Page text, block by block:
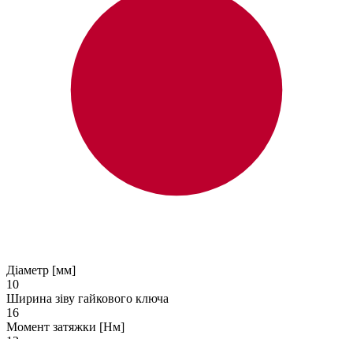
Діаметр [мм]
10
Ширина зіву гайкового ключа
16
Момент затяжки [Нм]